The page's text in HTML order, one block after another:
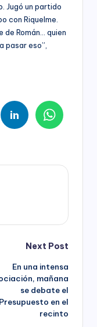
Jugó un partido
con Riquelme.
de Román… quien
pasar eso”,
Next Post
En una intensa
mañana
se debate el
Presupuesto en el
recinto